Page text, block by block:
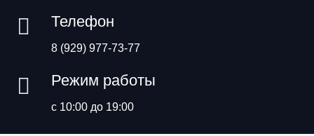
Телефон
8 (929) 977-73-77
Режим работы
с 10:00 до 19:00